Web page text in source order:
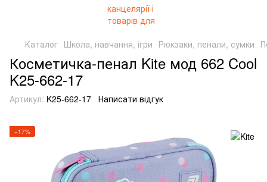
Каталог Школа, навчання, ігри Рюкзаки, пенали, сумки
Косметичка-пенал Kite мод 662 Cool
K25-662-17
Артикул: K25-662-17 Написати відгук
−17%